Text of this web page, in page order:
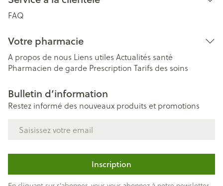
FAQ
Votre pharmacie
A propos de nous Liens utiles Actualités santé
Pharmacien de garde Prescription Tarifs des soins
Bulletin d’information
Restez informé des nouveaux produits et promotions
Inscription